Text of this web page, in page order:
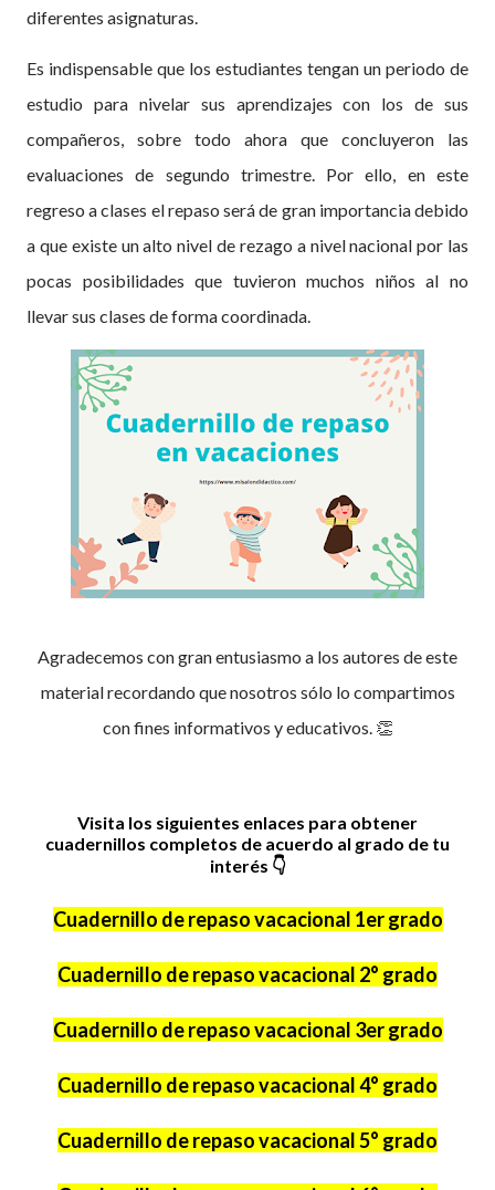
diferentes asignaturas.
Es indispensable que los estudiantes tengan un periodo de
estudio para nivelar sus aprendizajes con los de sus
compañeros, sobre todo ahora que concluyeron las
evaluaciones de segundo trimestre. Por ello, en este
regreso a clases el repaso será de gran importancia debido
a que existe un alto nivel de rezago a nivel nacional por las
pocas posibilidades que tuvieron muchos niños al no
llevar sus clases de forma coordinada.
Agradecemos con gran entusiasmo a los autores de este
material recordando que nosotros sólo lo compartimos
con fines informativos y educativos. 👏
Visita los siguientes enlaces para obtener
cuadernillos completos de acuerdo al grado de tu
interés 👇
Cuadernillo de repaso vacacional 1er grado
Cuadernillo de repaso vacacional 2° grado
Cuadernillo de repaso vacacional 3er grado
Cuadernillo de repaso vacacional 4° grado
Cuadernillo de repaso vacacional 5° grado